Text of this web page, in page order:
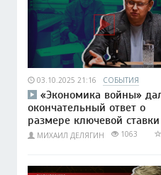
03.10.2025 21:16 СОБЫТИЯ
«Экономика войны»
окончательный ответ о
размере ключевой ставки
МИХАИЛ ДЕЛЯГИН 1063